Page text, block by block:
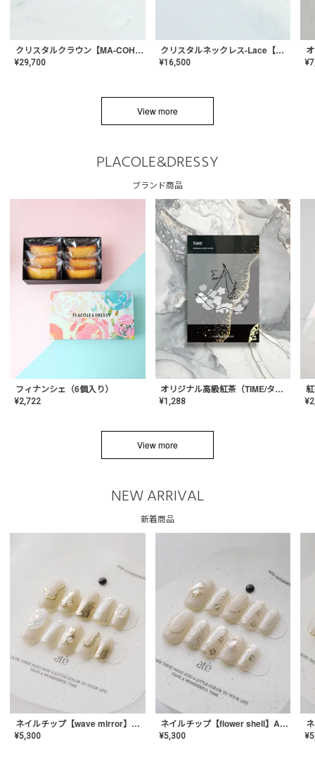
クリスタルクラウン【MA-COHD-01】韓国風クラウン/ウェディングクラウン/ティアラ
¥29,700
クリスタルネックレス-Lace【MA-CONL-02】
¥16,500 ¥
View more
PLACOLE&DRESSY
ブランド商品
フィナンシェ（6個入り）
¥2,722
オリジナル高級紅茶（TIME/タイム）【ギフト/プチギフト/プレゼント/内祝い/結婚式/オリジナル配合/高品質/ハーブティー/茶葉/記念日/お返し/手土産/美容/おしゃれ】
¥1,288 ¥
View more
NEW ARRIVAL
新着商品
ネイルチップ【wave mirror】AE-CONA-04
¥5,300
ネイルチップ【flower shell】AE-CONA-03
¥5,300 ¥